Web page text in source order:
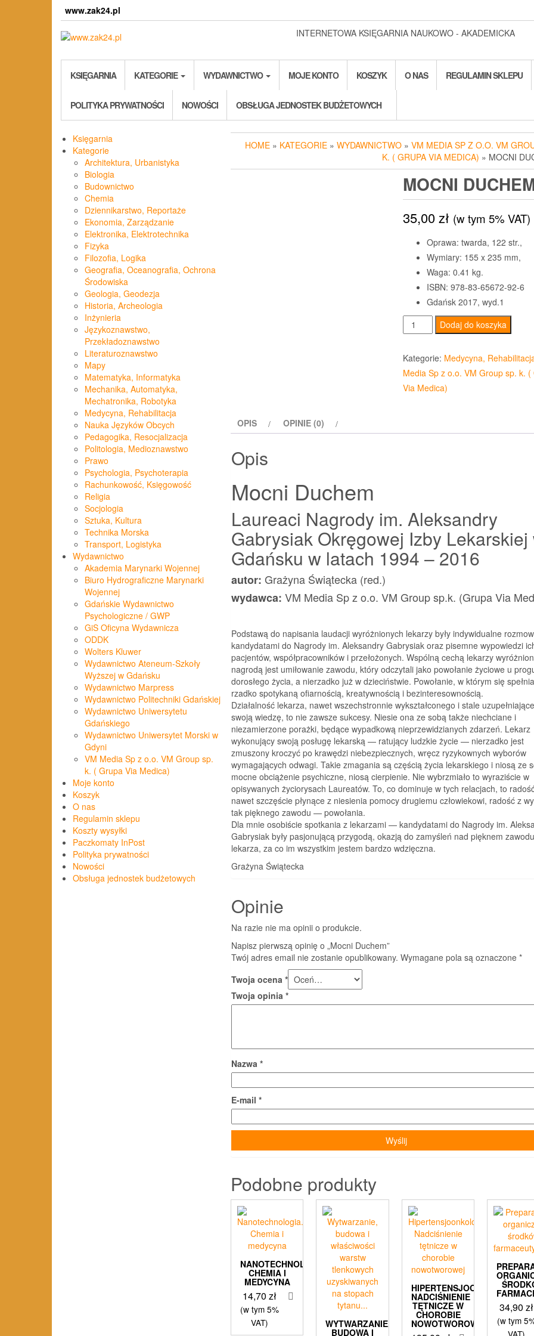
www.zak24.pl
INTERNETOWA KSIĘGARNIA NAUKOWO - AKADEMICKA
KSIĘGARNIA KATEGORIE WYDAWNICTWO MOJE KONTO KOSZYK O NAS REGULAMIN SKLEPU
POLITYKA PRYWATNOŚCI NOWOŚCI OBSŁUGA JEDNOSTEK BUDŻETOWYCH
Księgarnia
Kategorie
Architektura, Urbanistyka
Biologia
Budownictwo
Chemia
Dziennikarstwo, Reportaże
Ekonomia, Zarządzanie
Elektronika, Elektrotechnika
Fizyka
Filozofia, Logika
Geografia, Oceanografia, Ochrona
Środowiska
Geologia, Geodezja
Historia, Archeologia
Inżynieria
Językoznawstwo,
Przekładoznawstwo
Literaturoznawstwo
Mapy
Matematyka, Informatyka
Mechanika, Automatyka,
Mechatronika, Robotyka
Medycyna, Rehabilitacja
Nauka Języków Obcych
Pedagogika, Resocjalizacja
Politologia, Medioznawstwo
Prawo
Psychologia, Psychoterapia
Rachunkowość, Księgowość
Religia
Socjologia
Sztuka, Kultura
Technika Morska
Transport, Logistyka
Wydawnictwo
Akademia Marynarki Wojennej
Biuro Hydrograficzne Marynarki
Wojennej
Gdańskie Wydawnictwo
Psychologiczne / GWP
GiS Oficyna Wydawnicza
ODDK
Wolters Kluwer
Wydawnictwo Ateneum-Szkoły
Wyższej w Gdańsku
Wydawnictwo Marpress
Wydawnictwo Politechniki Gdańskiej
Wydawnictwo Uniwersytetu
Gdańskiego
Wydawnictwo Uniwersytet Morski w
Gdyni
VM Media Sp z o.o. VM Group sp.
k. ( Grupa Via Medica)
Moje konto
Koszyk
O nas
Regulamin sklepu
Koszty wysyłki
Paczkomaty InPost
Polityka prywatności
Nowości
Obsługa jednostek budżetowych
HOME » KATEGORIE » WYDAWNICTWO » VM MEDIA SP Z O.O. VM
K. ( GRUPA VIA MEDICA) » MOCNI
MOCNI
35,00zł (w tym 5% VAT)
Oprawa: twarda, 122 str.,
Wymiary: 155 x 235 mm,
Waga: 0.41 kg.
ISBN: 978-83-65672-92-6
Gdańsk 2017, wyd.1
ilość
Mocni
Duchem
Dodaj do koszyka
Kategorie: Medycyna,
Media Sp z o.o. VM Group sp. k. (
Via Medica)
OPIS OPINIE (0)
Opis
Mocni Duchem
Laureaci Nagrody im. Aleksandry
Gabrysiak Okręgowej Izby Lekarskiej
Gdańsku w latach 1994 – 2016
autor: Grażyna Świątecka (red.)
wydawca: VM Media Sp z o.o. VM Group sp.k. (Grupa Via
Podstawą do napisania laudacji wyróżnionych lekarzy były indywidualne
kandydatami do Nagrody im. Aleksandry Gabrysiak oraz pisemne wypowiedzi
pacjentów, współpracowników i przełożonych. Wspólną cechą lekarzy
nagrodą jest umiłowanie zawodu, który odczytali jako powołanie życiowe u
dorosłego życia, a nierzadko już w dzieciństwie. Powołanie, w którym się
rzadko spotykaną ofiarnością, kreatywnością i bezinteresownością.
Działalność lekarza, nawet wszechstronnie wykształconego i stale
swoją wiedzę, to nie zawsze sukcesy. Niesie ona ze sobą także niechciane i
niezamierzone porażki, będące wypadkową nieprzewidzianych zdarzeń. Lekarz
wykonujący swoją posługę lekarską — ratujący ludzkie życie — nierzadko jest
zmuszony kroczyć po krawędzi niebezpiecznych, wręcz ryzykownych wyborów
wymagających odwagi. Takie zmagania są częścią życia lekarskiego i niosą ze
mocne obciążenie psychiczne, niosą cierpienie. Nie wybrzmiało to wyraziście w
opisywanych życiorysach Laureatów. To, co dominuje w tych relacjach, to
nawet szczęście płynące z niesienia pomocy drugiemu człowiekowi, radość z
tak pięknego zawodu — powołania.
Dla mnie osobiście spotkania z lekarzami — kandydatami do Nagrody im.
Gabrysiak były pasjonującą przygodą, okazją do zamyśleń nad pięknem zawodu
lekarza, za co im wszystkim jestem bardzo wdzięczna.
Grażyna Świątecka
Opinie
Na razie nie ma opinii o produkcie.
Napisz pierwszą opinię o „Mocni Duchem”
Twój adres email nie zostanie opublikowany. Wymagane pola są oznaczone *
Twoja ocena *
Twoja opinia *
Nazwa *
E-mail *
Podobne produkty
NANOTECHNOLOGIA.
CHEMIA I
MEDYCYNA
14,70zł
(w tym 5%
VAT)
WYTWARZANIE,
BUDOWA I
HIPERTENSJOONKOLOGIA
NADCIŚNIENIE
TĘTNICZE W
CHOROBIE
NOWOTWOROWEJ
34,90 zł
(w tym
VAT)